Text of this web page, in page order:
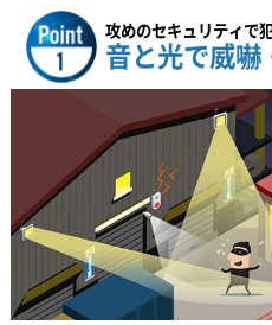
攻めのセキュリティで
音と光で威嚇